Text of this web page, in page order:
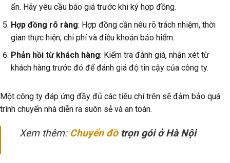
ẩn. Hãy yêu cầu báo giá trước khi ký hợp đồng.
Hợp đồng rõ ràng: Hợp đồng cần nêu rõ trách nhiệm, thời
gian thực hiện, chi phí và điều khoản bảo hiểm.
Phản hồi từ khách hàng: Kiểm tra đánh giá, nhận xét từ
khách hàng trước đó để đánh giá độ tin cậy của công ty.
Một công ty đáp ứng đầy đủ các tiêu chí trên sẽ đảm bảo quá
trình chuyển nhà diễn ra suôn sẻ và an toàn.
Xem thêm: Chuyển đồtrọn gói ở Hà Nội